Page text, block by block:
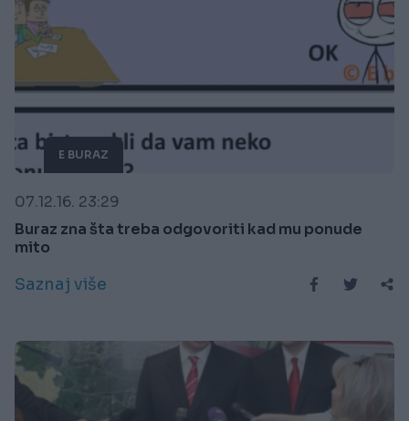
E BURAZ
07.12.16. 23:29
Buraz zna šta treba odgovoriti kad mu ponude
mito
Saznaj više